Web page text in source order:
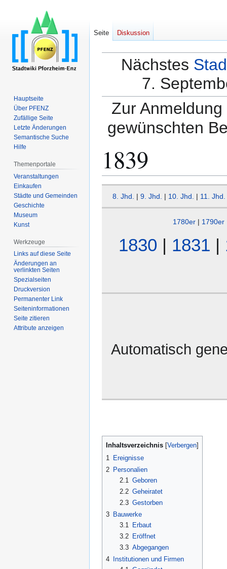
Nächstes
7.
Zur
gewünschten
1839
Navigation
Suche
8. Jhd. | 9. Jhd. | 10. Jhd. | 11. Jhd.
1780er | 1790er
1830 | 1831 |
Automatisch
Inhaltsverzeichnis
1 Ereignisse
2 Personalien
2.1 Geboren
2.2 Geheiratet
2.3 Gestorben
3 Bauwerke
3.1
Erbaut
3.2
Eröffnet
3.3 Abgegangen
4 Institutionen und Firmen
Seite Diskussion
Hauptseite
Über PFENZ
Zufällige Seite
Letzte Änderungen
Semantische Suche
Hilfe
Themenportale
Veranstaltungen
Einkaufen
Städte und Gemeinden
Geschichte
Museum
Kunst
Werkzeuge
Links auf diese Seite
Änderungen an
verlinkten Seiten
Spezialseiten
Druckversion
Permanenter Link
Seiten­­informationen
Seite zitieren
Attribute anzeigen